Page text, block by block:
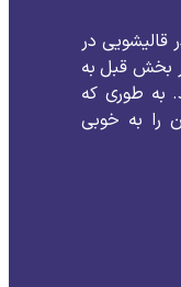
قالیشویی در
بخش قبل به
. به طوری که
را به خوبی